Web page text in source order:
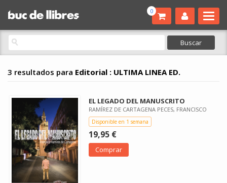
0
3 resultados para Editorial : ULTIMA LINEA ED.
EL LEGADO DEL MANUSCRITO
RAMÍREZ DE CARTAGENA PECES, FRANCISCO
Disponible en 1 semana
19,95 €
Comprar